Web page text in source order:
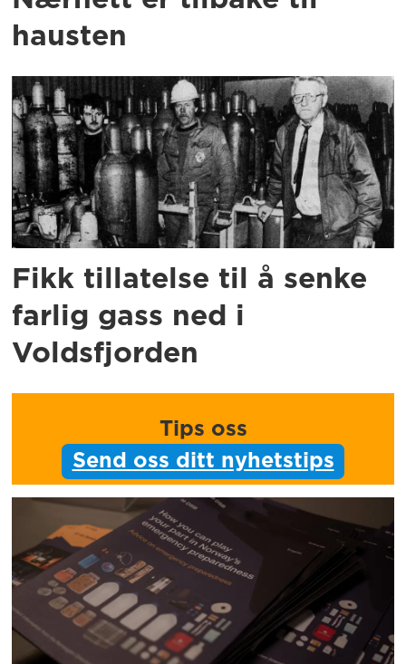
hausten
Fikk tillatelse til å senke
farlig gass ned i
Voldsfjorden
Tips oss
Send oss ditt nyhetstips